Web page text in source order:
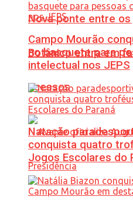
Nova ponte entre
Botânico entra em
acessos
Campo Mourão
no basquete para
intelectual nos JEPS
Natação
conquista quatro
Jogos Escolares do